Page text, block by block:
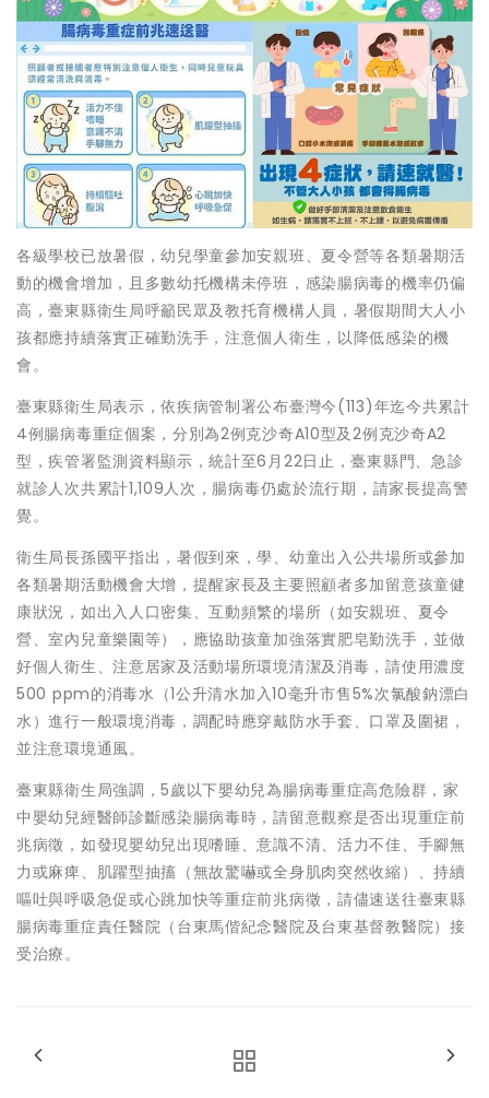
各級學校已放暑假，幼兒學童參加安親班、夏令營等各類暑期活
動的機會增加，且多數幼托機構未停班，感染腸病毒的機率仍偏
高，臺東縣衛生局呼籲民眾及教托育機構人員，暑假期間大人小
孩都應持續落實正確勤洗手，注意個人衛生，以降低感染的機
會。
臺東縣衛生局表示，依疾病管制署公布臺灣今(113)年迄今共累計
4例腸病毒重症個案，分別為2例克沙奇A10型及2例克沙奇A2
型，疾管署監測資料顯示，統計至6月22日止，臺東縣門、急診
就診人次共累計1,109人次，腸病毒仍處於流行期，請家長提高警
覺。
衛生局長孫國平指出，暑假到來，學、幼童出入公共場所或參加
各類暑期活動機會大增，提醒家長及主要照顧者多加留意孩童健
康狀況，如出入人口密集、互動頻繁的場所（如安親班、夏令
營、室內兒童樂園等），應協助孩童加強落實肥皂勤洗手，並做
好個人衛生、注意居家及活動場所環境清潔及消毒，請使用濃度
500 ppm的消毒水（1公升清水加入10毫升市售5%次氯酸鈉漂白
水）進行一般環境消毒，調配時應穿戴防水手套、口罩及圍裙，
並注意環境通風。
臺東縣衛生局強調，5歲以下嬰幼兒為腸病毒重症高危險群，家
中嬰幼兒經醫師診斷感染腸病毒時，請留意觀察是否出現重症前
兆病徵，如發現嬰幼兒出現嗜睡、意識不清、活力不佳、手腳無
力或麻痺、肌躍型抽搐（無故驚嚇或全身肌肉突然收縮）、持續
嘔吐與呼吸急促或心跳加快等重症前兆病徵，請儘速送往臺東縣
腸病毒重症責任醫院（台東馬偕紀念醫院及台東基督教醫院）接
受治療。